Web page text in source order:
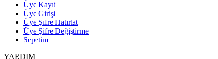
Üye Kayıt
Üye Girişi
Üye Şifre Hatırlat
Üye Şifre Değiştirme
Sepetim
YARDIM